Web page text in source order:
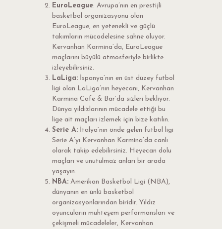
EuroLeague: Avrupa’nın en prestijli
basketbol organizasyonu olan
EuroLeague, en yetenekli ve güçlü
takımların mücadelesine sahne oluyor.
Kervanhan Karmina’da, EuroLeague
maçlarını büyülü atmosferiyle birlikte
izleyebilirsiniz.
LaLiga: İspanya’nın en üst düzey futbol
ligi olan LaLiga’nın heyecanı, Kervanhan
Karmina Cafe & Bar’da sizleri bekliyor.
Dünya yıldızlarının mücadele ettiği bu
lige ait maçları izlemek için bize katılın.
Serie A: İtalya’nın önde gelen futbol ligi
Serie A’yı Kervanhan Karmina’da canlı
olarak takip edebilirsiniz. Heyecan dolu
maçları ve unutulmaz anları bir arada
yaşayın.
NBA: Amerikan Basketbol Ligi (NBA),
dünyanın en ünlü basketbol
organizasyonlarından biridir. Yıldız
oyuncuların muhteşem performansları ve
çekişmeli mücadeleler, Kervanhan